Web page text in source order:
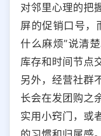
对邻里心理的把
屏的促销口号，
什么麻烦”说清
库存和时间节点
另外，经营社群
长会在发团购之
实用小窍门，或